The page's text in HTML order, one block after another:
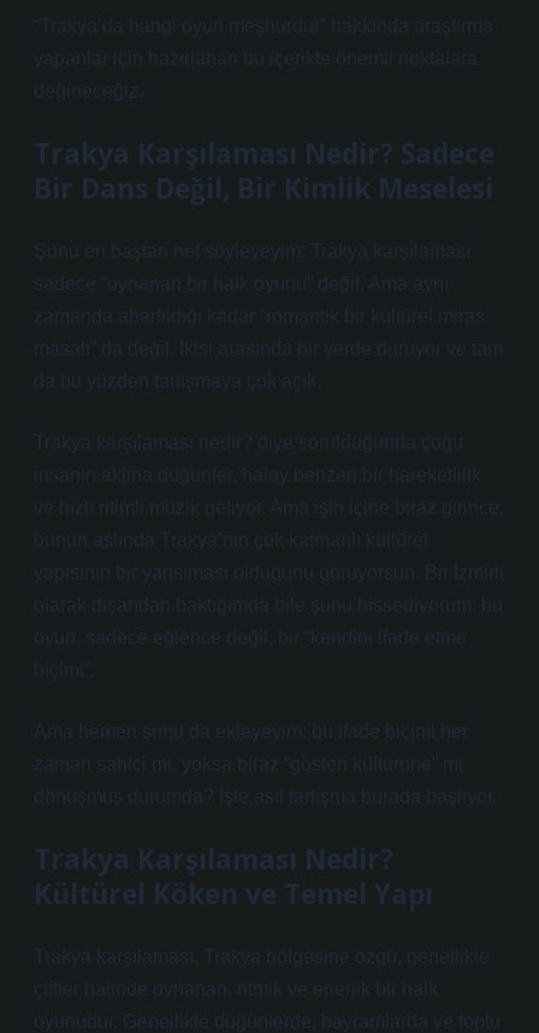
“Trakya’da hangi oyun meşhurdur” hakkında araştırma
yapanlar için hazırlanan bu içerikte önemli noktalara
değineceğiz.
Trakya Karşılaması Nedir? Sadece
Bir Dans Değil, Bir Kimlik Meselesi
Şunu en baştan net söyleyeyim: Trakya karşılaması
sadece “oynanan bir halk oyunu” değil. Ama aynı
zamanda abartıldığı kadar “romantik bir kültürel miras
masalı” da değil. İkisi arasında bir yerde duruyor ve tam
da bu yüzden tartışmaya çok açık.
Trakya karşılaması nedir? diye sorulduğunda çoğu
insanın aklına düğünler, halay benzeri bir hareketlilik
ve hızlı ritimli müzik geliyor. Ama işin içine biraz girince,
bunun aslında Trakya’nın çok katmanlı kültürel
yapısının bir yansıması olduğunu görüyorsun. Bir İzmirli
olarak dışarıdan baktığımda bile şunu hissediyorum: bu
oyun, sadece eğlence değil, bir “kendini ifade etme
biçimi”.
Ama hemen şunu da ekleyeyim: bu ifade biçimi her
zaman sahici mi, yoksa biraz “gösteri kültürüne” mi
dönüşmüş durumda? İşte asıl tartışma burada başlıyor.
Trakya Karşılaması Nedir?
Kültürel Köken ve Temel Yapı
Trakya karşılaması, Trakya bölgesine özgü, genellikle
çiftler halinde oynanan, ritmik ve enerjik bir halk
oyunudur. Genellikle düğünlerde, bayramlarda ve toplu